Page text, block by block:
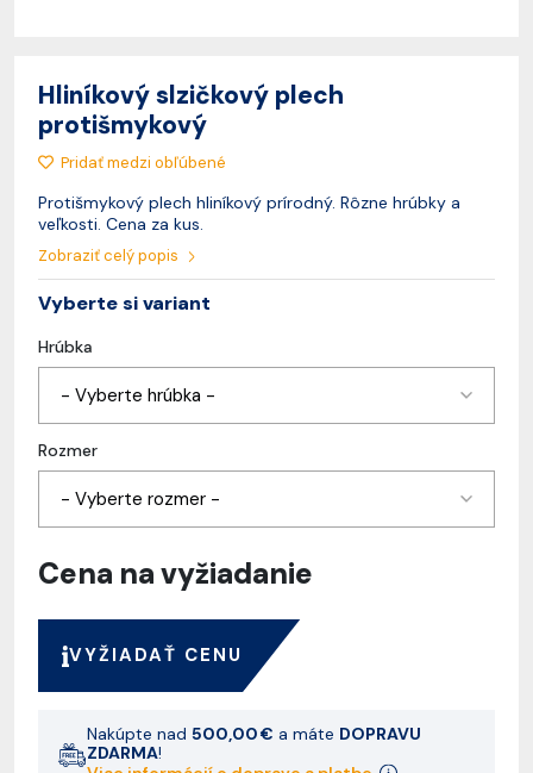
Hliníkový slzičkový plech
protišmykový
Pridať medzi obľúbené
Protišmykový plech hliníkový prírodný. Rôzne hrúbky a
veľkosti. Cena za kus.
Zobraziť celý popis
Vyberte si variant
Hrúbka
- Vyberte hrúbka -
Rozmer
- Vyberte rozmer -
Cena na vyžiadanie
VYŽIADAŤ CENU
Nakúpte nad 500,00 € a máte DOPRAVU
ZDARMA!